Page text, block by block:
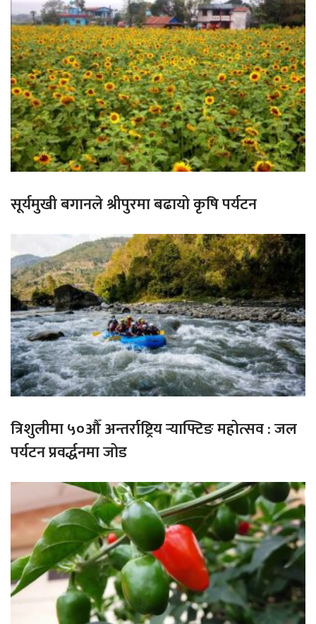
सूर्यमुखी बगानले श्रीपुरमा बढायो कृषि पर्यटन
त्रिशुलीमा ५०औँ अन्तर्राष्ट्रिय र्‍याफ्टिङ महोत्सव : जल
पर्यटन प्रवर्द्धनमा जोड